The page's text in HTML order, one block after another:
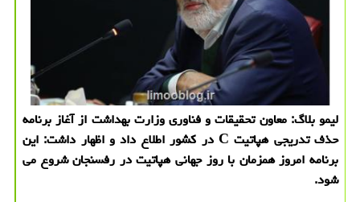
لیمو بلاگ: معاون تحقیقات و فناوری وزارت بهداشت از آغاز برنامه
حذف تدریجی هپاتیت C در كشور اطلاع داد و اظهار داشت: این
برنامه امروز همزمان با روز جهانی هپاتیت در رفسنجان شروع می
شود.